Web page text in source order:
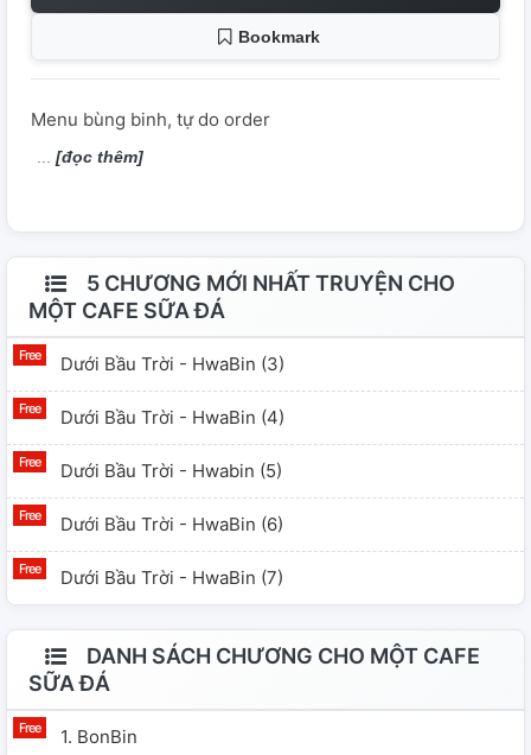
Bookmark
Menu bùng binh, tự do order
[đọc thêm]
5 CHƯƠNG MỚI NHẤT TRUYỆN CHO
MỘT CAFE SỮA ĐÁ
Dưới Bầu Trời - HwaBin (3)
Dưới Bầu Trời - HwaBin (4)
Dưới Bầu Trời - Hwabin (5)
Dưới Bầu Trời - HwaBin (6)
Dưới Bầu Trời - HwaBin (7)
DANH SÁCH CHƯƠNG CHO MỘT CAFE
SỮA ĐÁ
1. BonBin